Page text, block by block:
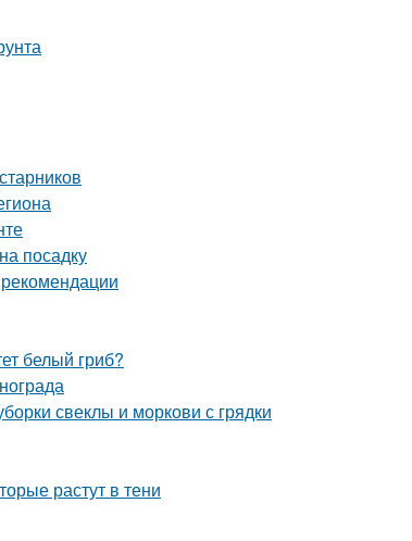
посадку
белый гриб?
свеклы и моркови с грядки
растут в тени